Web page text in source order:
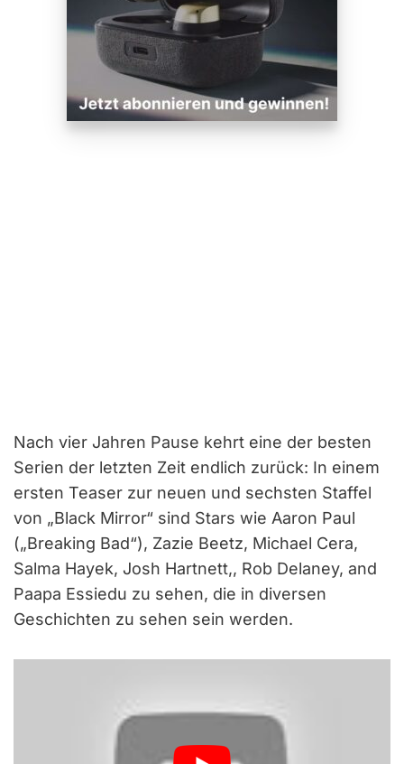
Nach vier Jahren Pause kehrt eine der besten
Serien der letzten Zeit endlich zurück: In einem
ersten Teaser zur neuen und sechsten Staffel
von „Black Mirror“ sind Stars wie Aaron Paul
(„Breaking Bad“), Zazie Beetz, Michael Cera,
Salma Hayek, Josh Hartnett,, Rob Delaney, and
Paapa Essiedu zu sehen, die in diversen
Geschichten zu sehen sein werden.